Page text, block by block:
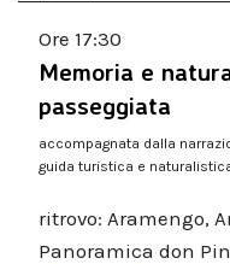
Ore 17:30
Memoria e
passeggiata
accompagnata dalla
guida turistica e
ritrovo: Aramengo,
Panoramica don